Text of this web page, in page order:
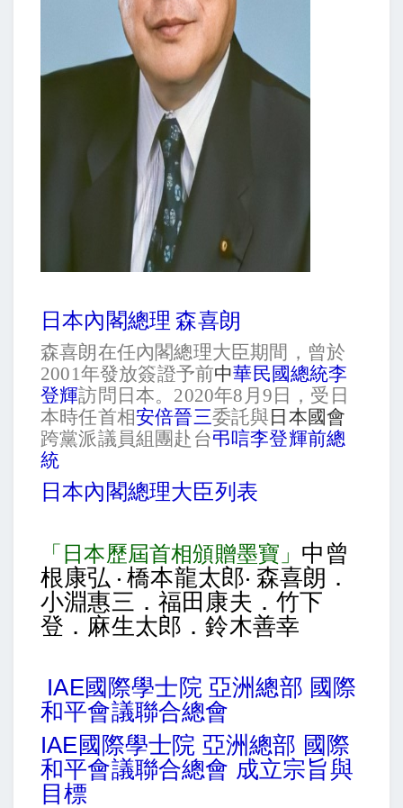
日本內閣總理 森喜朗
森喜朗在任內閣總理大臣期間，曾於
2001年發放簽證予前中華民國總統李
登輝訪問日本。 2020年8 月 9 日，受日
本時任首相安倍晉三委託與 日本國會
跨黨派議員組團赴台弔唁李登輝前總
統
日本內閣總理大臣列表
「日本歷屆首相頒贈墨寶」 中曾
根康弘 ‧ 橋本龍太郎‧ 森喜朗．
小淵惠三．福田康夫．竹下
登．麻生太郎．鈴木善幸
IAE國際學士院 亞洲總部 國際
和平會議聯合總會
IAE國際學士院 亞洲總部 國際
和平會議聯合總會 成立宗旨與
目標